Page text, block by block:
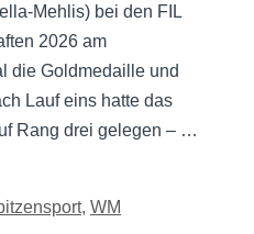
Mehlis) bei den FIL
2026 am
die Goldmedaille und
Lauf eins hatte das
Rang drei gelegen – …
, WM